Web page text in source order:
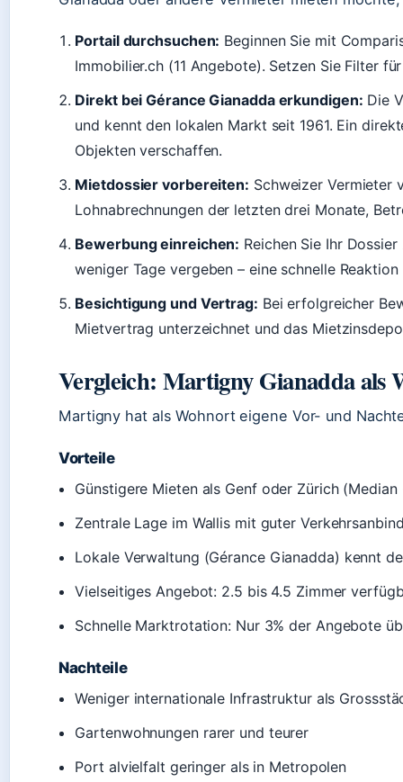
Portail durchsuchen: Beginnen Sie mit
Immobilier.ch (11 Angebote). Setzen Sie Filter
Direkt bei Gérance Gianadda erkundigen: Die
und kennt den lokalen Markt seit 1961. Ein
Objekten verschaffen.
Mietdossier vorbereiten: Schweizer Vermieter
Lohnabrechnungen der letzten drei Monate,
Bewerbung einreichen: Reichen Sie Ihr
weniger Tage vergeben – eine schnelle
Besichtigung und Vertrag: Bei erfolgreicher
Mietvertrag unterzeichnet und das
Vergleich: Martigny Gianadda als
Martigny hat als Wohnort eigene Vor- und
Vorteile
Günstigere Mieten als Genf oder Zürich (Median
Zentrale Lage im Wallis mit guter
Lokale Verwaltung (Gérance Gianadda) kennt
Vielseitiges Angebot: 2.5 bis 4.5 Zimmer
Schnelle Marktrotation: Nur 3% der Angebote
Nachteile
Weniger internationale Infrastruktur als
Gartenwohnungen rarer und teurer
Port alvielfalt geringer als in Metropolen